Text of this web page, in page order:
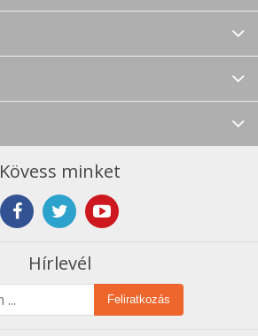
Kövess minket
Hírlevél
Feliratkozás